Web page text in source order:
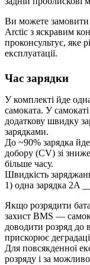
Ви можете замовити
Arctic з яскравим
проконсультує, яке
експлуатації.
Час зарядки
У комплекті йде
самоката. У
додаткову швидку
зарядками.
До ~90% зарядка
добору (CV) зі
більше часу.
Швидкість
1) одна зарядка 2A
Якщо розрядити
захист BMS —
доводити розряд до
прискорює
Для повсякденної
розряду і за